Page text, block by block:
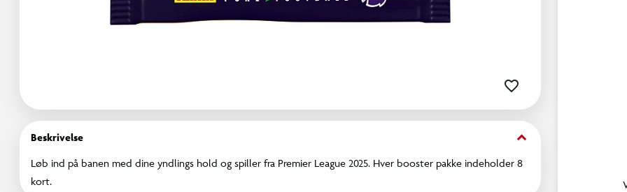
Beskrivelse keyboard_arrow_down
Løb ind på banen med dine yndlings hold og spiller fra Premier League 2025. Hver booster pakke indeholder 8
kort.